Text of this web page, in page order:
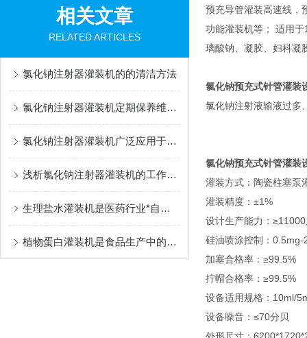
相关文章
RELATED ARTICLES
氯化钠注射器灌装机的的清洁方法
氯化钠注射器灌装机定期保养维护很有必要
氯化钠注射器灌装机广泛应用于医药行业中
浅析氯化钠注射器灌装机的工作流程
生理盐水灌装机是医药行业*自动化设备
植物蛋白灌装机是食品生产中的重要一环
预充导管灌装高速线，
功能灌装机等； 适用
璃酸钠、凝胶、妇科凝
氯化钠预充式针管灌装
氯化钠注射液输液过多
氯化钠预充式针管灌装
灌装方式：陶瓷柱塞泵
灌装精度：±1%
设计生产能力：
硅油喷涂控制：
加塞合格率：≥99.5%
拧帽合格率：≥99.5%
设备适用规格：10ml/
设备噪音：≤70分贝